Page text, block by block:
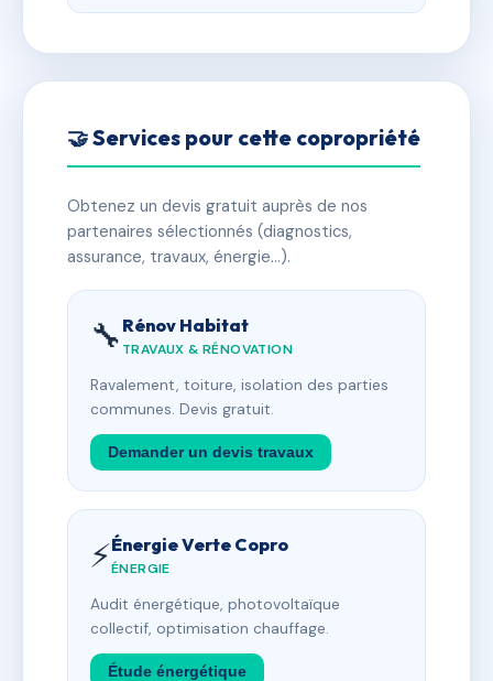
🤝 Services pour cette copropriété
Obtenez un devis gratuit auprès de nos
partenaires sélectionnés (diagnostics,
assurance, travaux, énergie…).
🔧 Rénov Habitat
TRAVAUX & RÉNOVATION
Ravalement, toiture, isolation des parties
communes. Devis gratuit.
Demander un devis travaux
⚡Énergie Verte Copro
ÉNERGIE
Audit énergétique, photovoltaïque
collectif, optimisation chauffage.
Étude énergétique